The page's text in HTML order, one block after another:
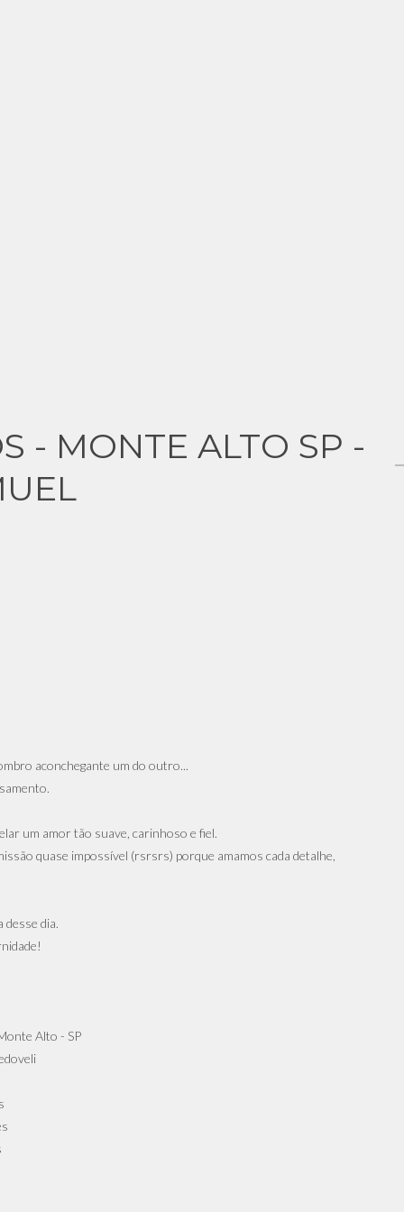
- MONTE ALTO SP -
aconchegante um do outro...
um amor tão suave, carinhoso e fiel.
quase impossível (rsrsrs) porque amamos cada detalhe,
dia.
Alto - SP